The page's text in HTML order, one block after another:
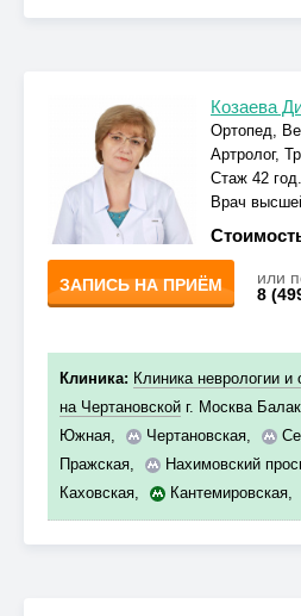
Козаева
Ортопед,
Артролог,
Стаж 42 год.
Врач
ЗАПИСЬ НА ПРИЁМ
или
8
Клиника: Клиника неврологии
на Чертановской г. Москва
Южная, Чертановская,
Пражская, Нахимовский
Каховская, Кантемировская,